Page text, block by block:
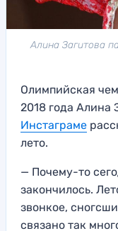
Алина Загитова
Олимпийская
2018 года Алина
Инстаграме
лето.
— Почему-то
закончилось.
звонкое,
связано так